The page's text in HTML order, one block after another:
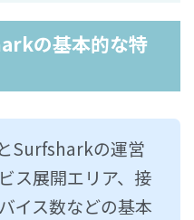
の基本的な特
Surfsharkの運営
ス展開エリア、接
イス数などの基本